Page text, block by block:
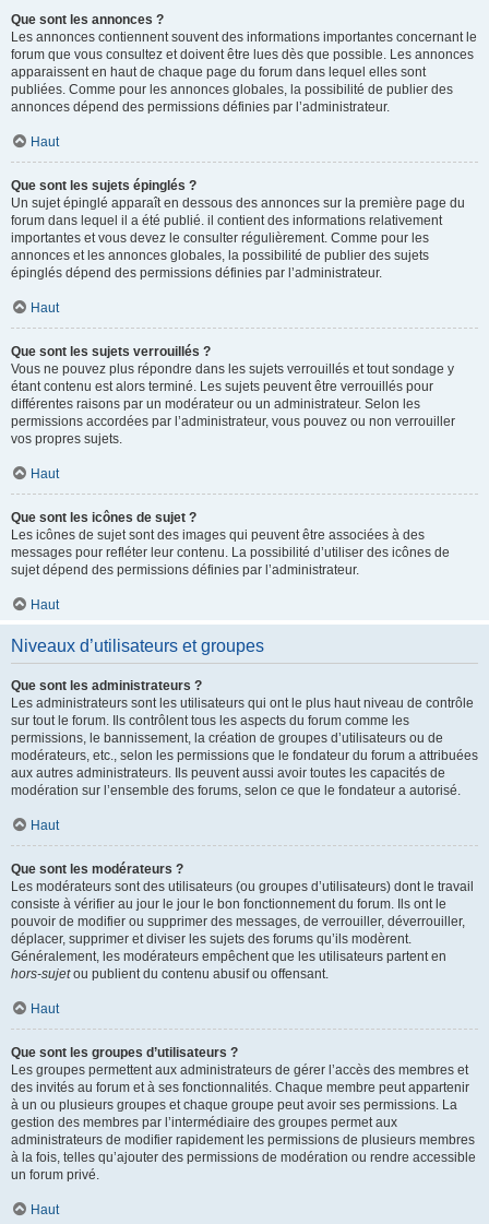
Que sont les annonces ?
Les annonces contiennent souvent des informations importantes concernant le
forum que vous consultez et doivent être lues dès que possible. Les annonces
apparaissent en haut de chaque page du forum dans lequel elles sont
publiées. Comme pour les annonces globales, la possibilité de publier des
annonces dépend des permissions définies par l’administrateur.
Haut
Que sont les sujets épinglés ?
Un sujet épinglé apparaît en dessous des annonces sur la première page du
forum dans lequel il a été publié. il contient des informations relativement
importantes et vous devez le consulter régulièrement. Comme pour les
annonces et les annonces globales, la possibilité de publier des sujets
épinglés dépend des permissions définies par l’administrateur.
Haut
Que sont les sujets verrouillés ?
Vous ne pouvez plus répondre dans les sujets verrouillés et tout sondage y
étant contenu est alors terminé. Les sujets peuvent être verrouillés pour
différentes raisons par un modérateur ou un administrateur. Selon les
permissions accordées par l’administrateur, vous pouvez ou non verrouiller
vos propres sujets.
Haut
Que sont les icônes de sujet ?
Les icônes de sujet sont des images qui peuvent être associées à des
messages pour refléter leur contenu. La possibilité d’utiliser des icônes de
sujet dépend des permissions définies par l’administrateur.
Haut
Niveaux d’utilisateurs et groupes
Que sont les administrateurs ?
Les administrateurs sont les utilisateurs qui ont le plus haut niveau de contrôle
sur tout le forum. Ils contrôlent tous les aspects du forum comme les
permissions, le bannissement, la création de groupes d’utilisateurs ou de
modérateurs, etc., selon les permissions que le fondateur du forum a attribuées
aux autres administrateurs. Ils peuvent aussi avoir toutes les capacités de
modération sur l’ensemble des forums, selon ce que le fondateur a autorisé.
Haut
Que sont les modérateurs ?
Les modérateurs sont des utilisateurs (ou groupes d’utilisateurs) dont le travail
consiste à vérifier au jour le jour le bon fonctionnement du forum. Ils ont le
pouvoir de modifier ou supprimer des messages, de verrouiller, déverrouiller,
déplacer, supprimer et diviser les sujets des forums qu’ils modèrent.
Généralement, les modérateurs empêchent que les utilisateurs partent en
hors-sujetou publient du contenu abusif ou offensant.
Haut
Que sont les groupes d’utilisateurs ?
Les groupes permettent aux administrateurs de gérer l’accès des membres et
des invités au forum et à ses fonctionnalités. Chaque membre peut appartenir
à un ou plusieurs groupes et chaque groupe peut avoir ses permissions. La
gestion des membres par l’intermédiaire des groupes permet aux
administrateurs de modifier rapidement les permissions de plusieurs membres
à la fois, telles qu’ajouter des permissions de modération ou rendre accessible
un forum privé.
Haut